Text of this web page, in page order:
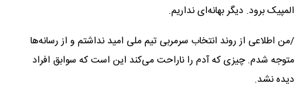
المپیک برود. دیگر بهانه‌ای نداریم.
/من اطلاعی از روند انتخاب سرمربی تیم ملی امید نداشتم و از رسانه‌ها
متوجه شدم. چیزی که آدم را ناراحت می‌کند این است که سوابق افراد
دیده نشد.